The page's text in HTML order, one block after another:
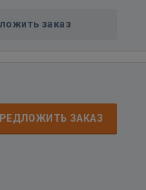
заказ
ЗАКАЗ